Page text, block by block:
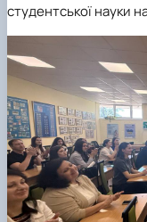
студентської науки